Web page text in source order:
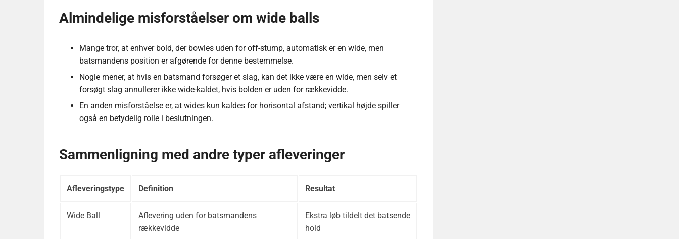
Almindelige misforståelser om wide balls
Mange tror, at enhver bold, der bowles uden for off-stump, automatisk er en wide, men
batsmandens position er afgørende for denne bestemmelse.
Nogle mener, at hvis en batsmand forsøger et slag, kan det ikke være en wide, men selv et
forsøgt slag annullerer ikke wide-kaldet, hvis bolden er uden for rækkevidde.
En anden misforståelse er, at wides kun kaldes for horisontal afstand; vertikal højde spiller
også en betydelig rolle i beslutningen.
Sammenligning med andre typer afleveringer
Afleveringstype Definition Resultat
Wide Ball
Aflevering uden for batsmandens
rækkevidde
Ekstra løb tildelt det batsende
hold